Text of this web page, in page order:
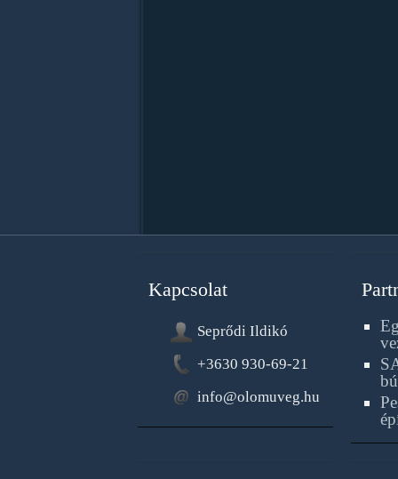
Kapcsolat
Seprődi Ildikó
+3630 930-69-21
info@olomuveg.hu